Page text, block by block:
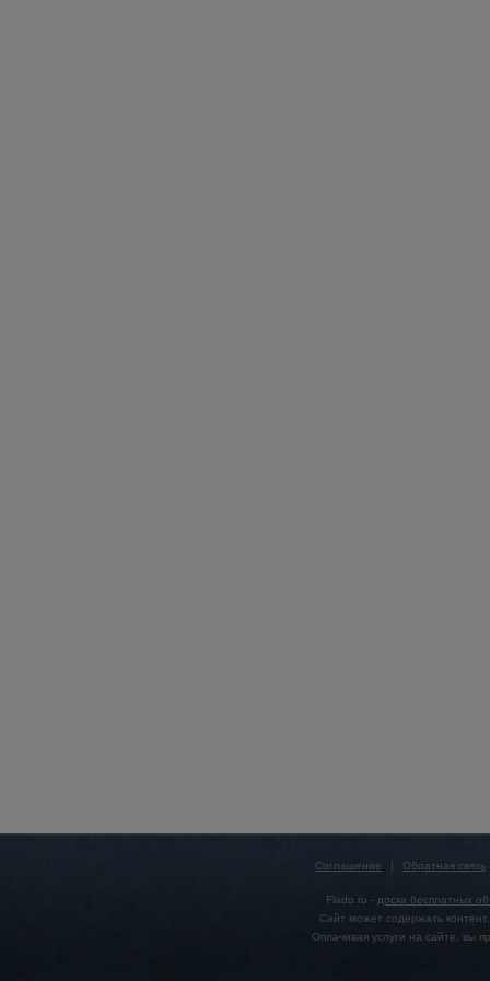
Соглашение | Обратная связь
Flado.ru - доска бесплатных
Сайт может содержать
Оплачивая услуги на сайте, вы